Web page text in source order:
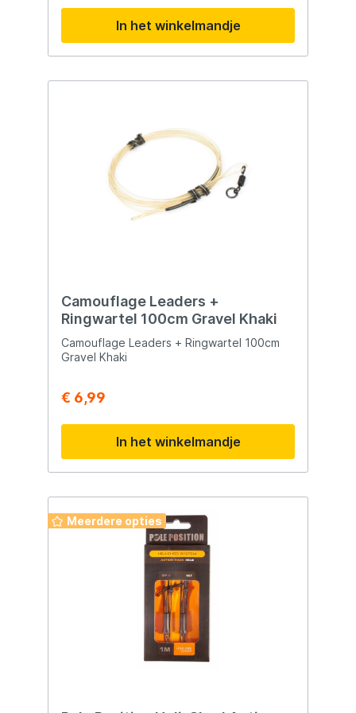
toevoeging maakt aan de uitrusting van
elke karper visser.In het winkelmandje
Camouflage Leaders +
Ringwartel 100cm Gravel Khaki
Camouflage Leaders + Ringwartel 100cm
Gravel Khaki
€ 6,99
In het winkelmandje
Meerdere opties